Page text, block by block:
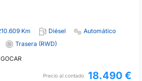
Km Diésel
Automático
Trasera (RWD)
Precio al contado 18.490 €